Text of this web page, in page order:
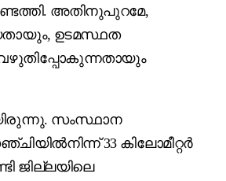
അതിനുപുറമേ,
ഉടമസ്ഥത
സംസ്ഥാന
33 കിലോമീറ്റർ
ജില്ലയിലെ